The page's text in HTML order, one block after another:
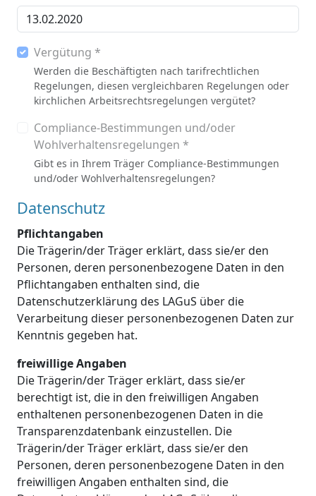
Vergütung *
Werden die Beschäftigten nach tarifrechtlichen
Regelungen, diesen vergleichbaren Regelungen oder
kirchlichen Arbeitsrechtsregelungen vergütet?
Compliance-Bestimmungen und/oder
Wohlverhaltensregelungen *
Gibt es in Ihrem Träger Compliance-Bestimmungen
und/oder Wohlverhaltensregelungen?
Datenschutz
Pflichtangaben
Die Trägerin/der Träger erklärt, dass sie/er den
Personen, deren personenbezogene Daten in den
Pflichtangaben enthalten sind, die
Datenschutzerklärung des LAGuS über die
Verarbeitung dieser personenbezogenen Daten zur
Kenntnis gegeben hat.
freiwillige Angaben
Die Trägerin/der Träger erklärt, dass sie/er
berechtigt ist, die in den freiwilligen Angaben
enthaltenen personenbezogenen Daten in die
Transparenzdatenbank einzustellen. Die
Trägerin/der Träger erklärt, dass sie/er den
Personen, deren personenbezogene Daten in den
freiwilligen Angaben enthalten sind, die